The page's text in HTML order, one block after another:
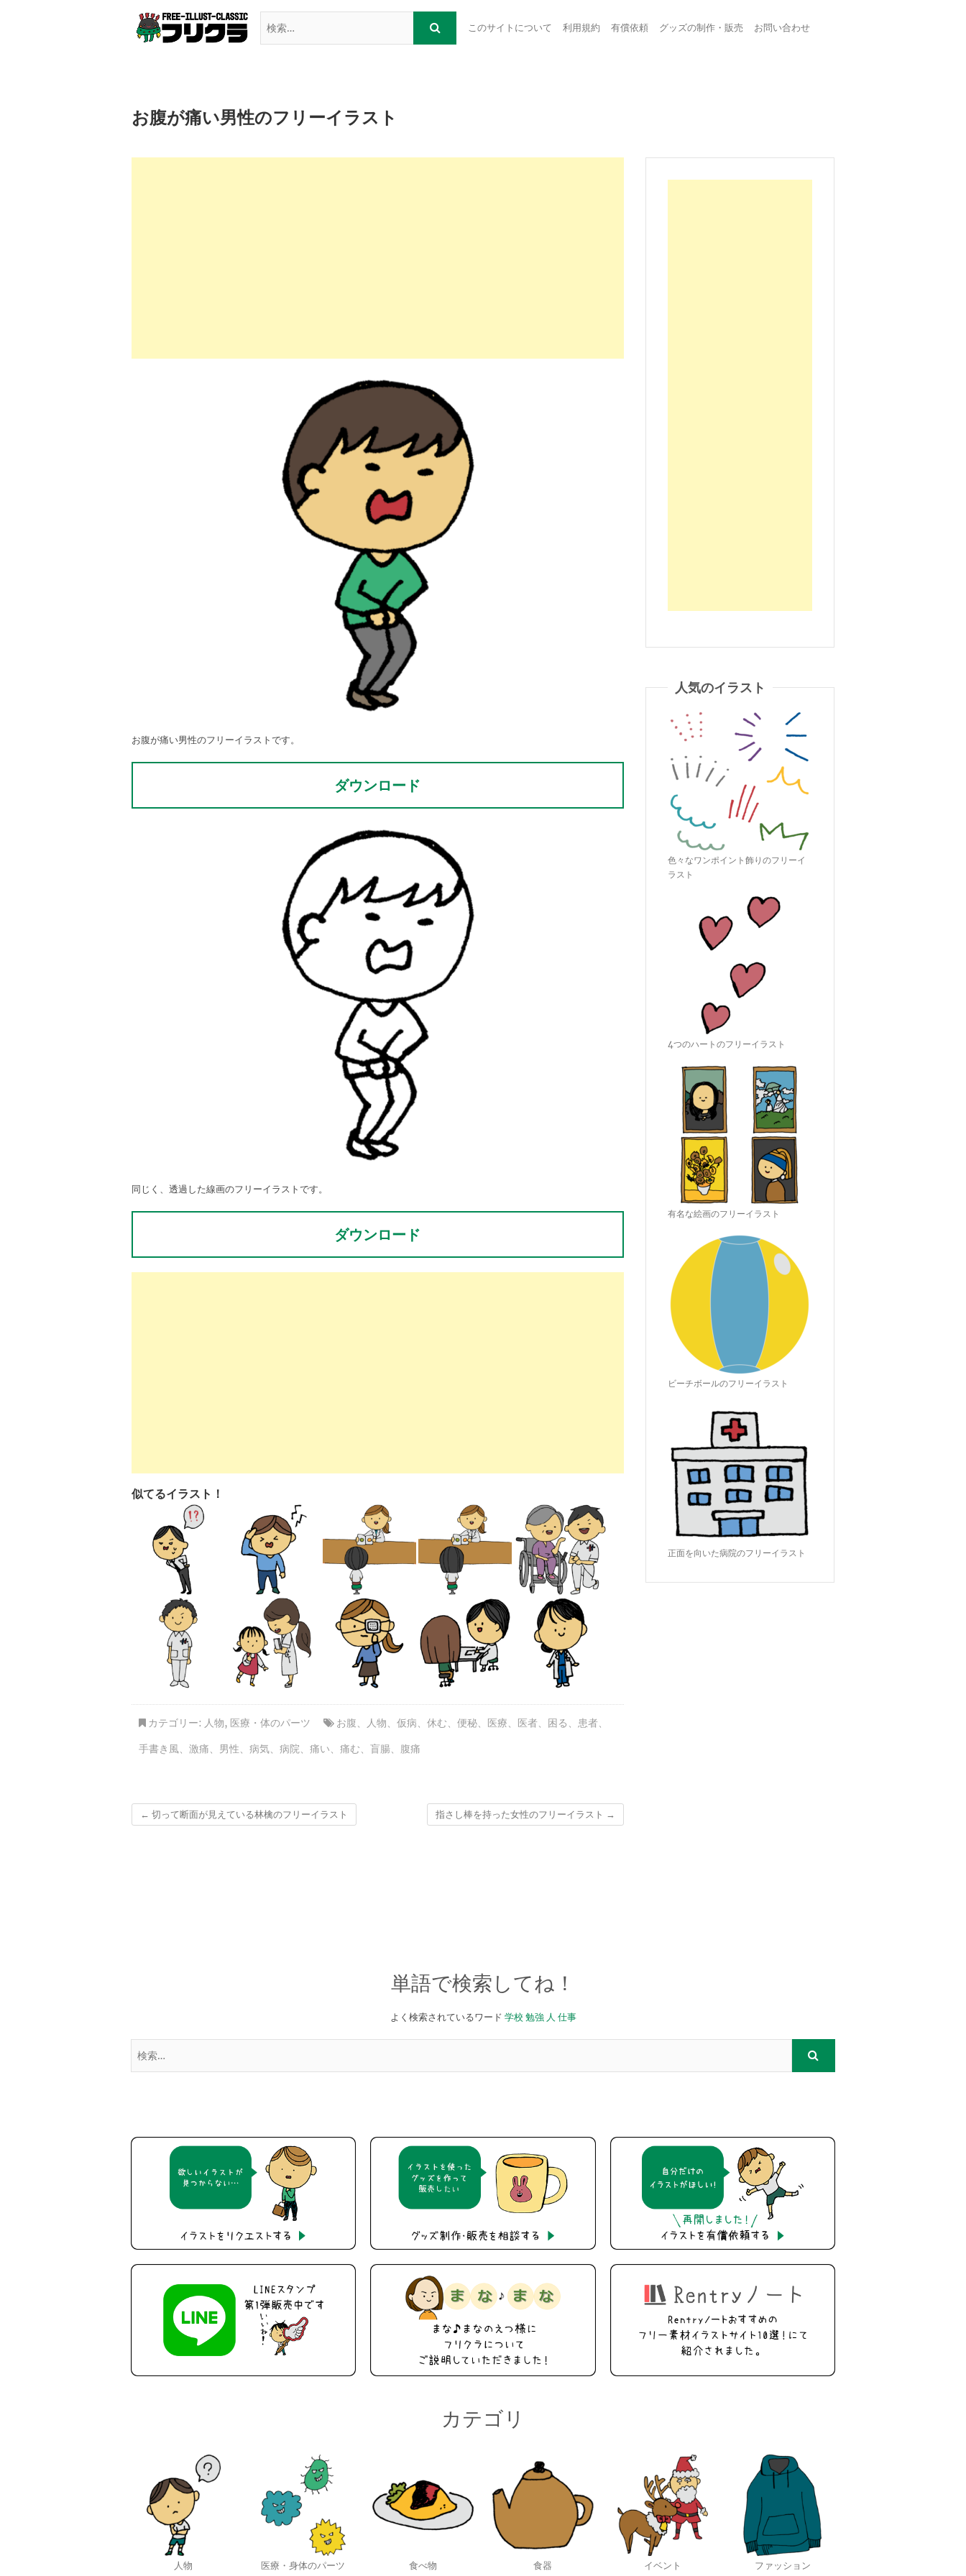
このサイトについて 利用規約 有償依頼 グッズの制作・販売 お問い合わせ
お腹が痛い男性のフリーイラスト
お腹が痛い男性のフリーイラストです。
ダウンロード
同じく、透過した線画のフリーイラストです。
ダウンロード
似てるイラスト！
カテゴリー: 人物, 医療・体のパーツ お腹、 人物、 仮病、 休む、 便秘、 医療、 医者、 困る 、 患者、
手書き風、 激痛、 男性、 病気、 病院、 痛い、 痛む、 盲腸、 腹痛
← 切って断面が見えている林檎のフリーイラスト 指さし棒を持った女性のフリーイラスト →
人気のイラスト
色々なワンポイント飾りのフリーイ
ラスト
4つのハートのフリーイラスト
有名な絵画のフリーイラスト
ビーチボールのフリーイラスト
正面を向いた病院のフリーイラスト
単語で検索してね！
よく検索されているワード 学校 勉強 人 仕事
カテゴリ
人物 医療・身体のパーツ 食べ物 食器 イベント ファッション